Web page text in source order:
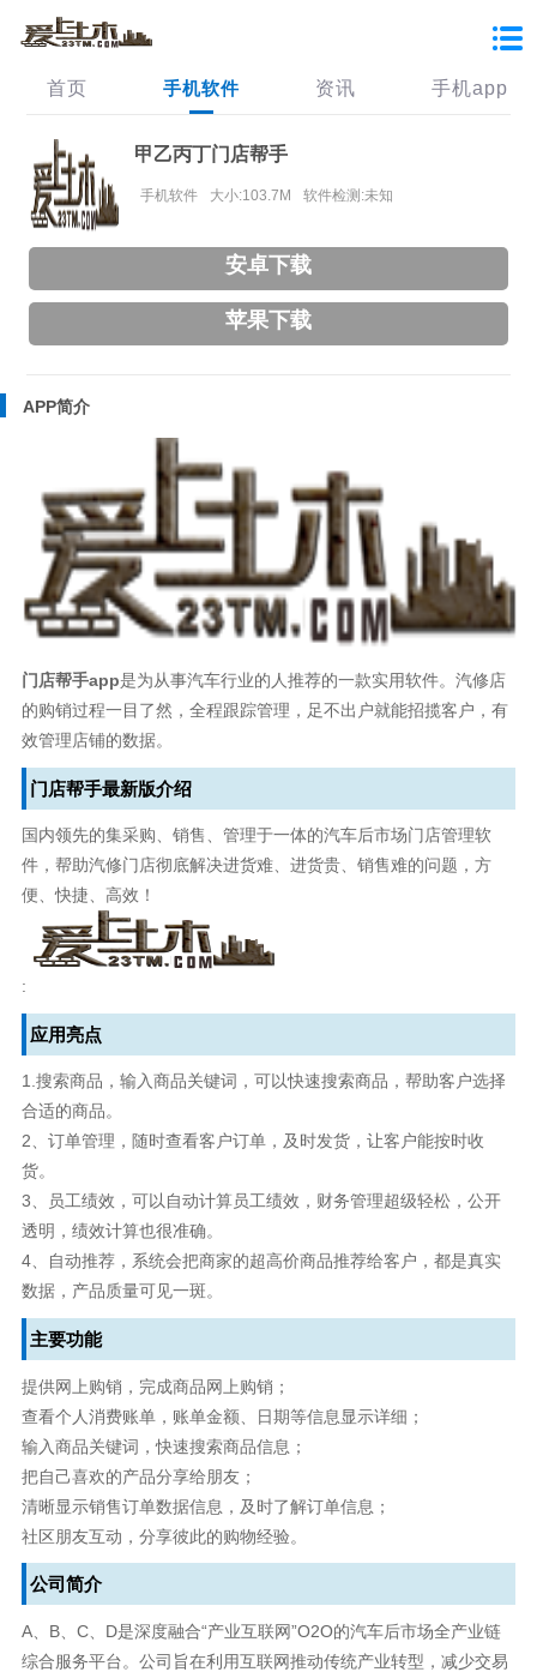
首页 手机软件 资讯 手机app
甲乙丙丁门店帮手
手机软件 大小:103.7M 软件检测:未知
安卓下载
苹果下载
APP简介
门店帮手app是为从事汽车行业的人推荐的一款实用软件。汽修店
的购销过程一目了然，全程跟踪管理，足不出户就能招揽客户，有
效管理店铺的数据。
门店帮手最新版介绍
国内领先的集采购、销售、管理于一体的汽车后市场门店管理软
件，帮助汽修门店彻底解决进货难、进货贵、销售难的问题，方
便、快捷、高效！
:
应用亮点
1.搜索商品，输入商品关键词，可以快速搜索商品，帮助客户选择
合适的商品。
2、订单管理，随时查看客户订单，及时发货，让客户能按时收
货。
3、员工绩效，可以自动计算员工绩效，财务管理超级轻松，公开
透明，绩效计算也很准确。
4、自动推荐，系统会把商家的超高价商品推荐给客户，都是真实
数据，产品质量可见一斑。
主要功能
提供网上购销，完成商品网上购销；
查看个人消费账单，账单金额、日期等信息显示详细；
输入商品关键词，快速搜索商品信息；
把自己喜欢的产品分享给朋友；
清晰显示销售订单数据信息，及时了解订单信息；
社区朋友互动，分享彼此的购物经验。
公司简介
A、B、C、D是深度融合“产业互联网”O2O的汽车后市场全产业链
综合服务平台。公司旨在利用互联网推动传统产业转型，减少交易